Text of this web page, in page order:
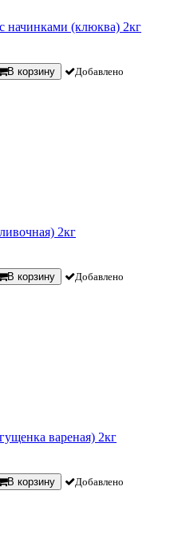
начинками (клюква) 2кг
В корзину Добавлено
2кг
В корзину Добавлено
вареная) 2кг
В корзину Добавлено